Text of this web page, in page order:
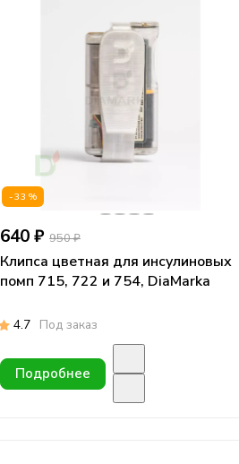
-33%
640 ₽ 950 ₽
Клипса цветная для инсулиновых
помп 715, 722 и 754, DiaMarka
4.7 Под заказ
Подробнее